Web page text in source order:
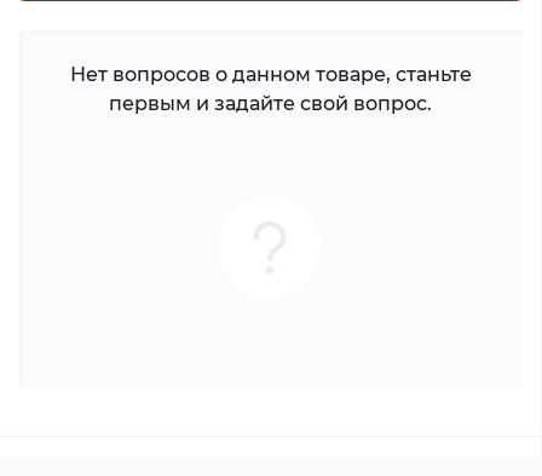
Нет вопросов о данном товаре, станьте
первым и задайте свой вопрос.